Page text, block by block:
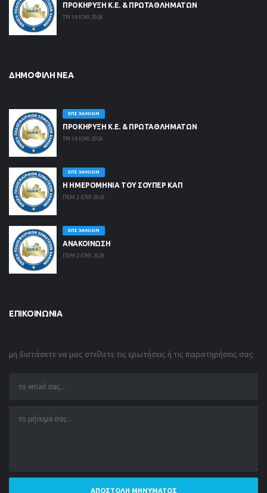
ΠΡΟΚΗΡΥΞΗ Κ.Ε. & ΠΡΩΤΑΘΛΗΜΑΤΩΝ
ΤΡΙ 14 ΙΟΥΛ 2026
ΔΗΜΟΦΙΛΉ ΝΈΑ
ΕΠΣ ΧΑΝΊΩΝ
ΠΡΟΚΗΡΥΞΗ Κ.Ε. & ΠΡΩΤΑΘΛΗΜΑΤΩΝ
ΤΡΙ 14 ΙΟΥΛ 2026
ΕΠΣ ΧΑΝΊΩΝ
Η ΗΜΕΡΟΜΗΝΙΑ ΤΟΥ ΣΟΥΠΕΡ ΚΑΠ
ΠΕΜ 2 ΙΟΥΛ 2026
ΕΠΣ ΧΑΝΊΩΝ
ΑΝΑΚΟΙΝΩΣΗ
ΠΕΜ 2 ΙΟΥΛ 2026
ΕΠΙΚΟΙΝΩΝΊΑ
μη διστάσετε να μας στείλετε τις ερωτήσεις ή τις παρατηρήσεις σας
ΑΠΟΣΤΟΛΉ ΜΗΝΎΜΑΤΟΣ